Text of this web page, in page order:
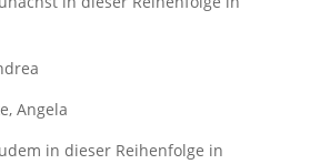
in dieser Reihenfolge in